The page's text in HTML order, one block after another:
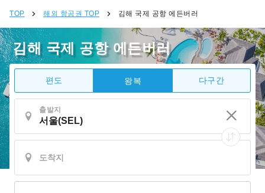
TOP 해외 항공권 TOP 김해 국제 공항 에든버러
김해 국제 공항 에든버러
편도 왕복 다구간
출발지